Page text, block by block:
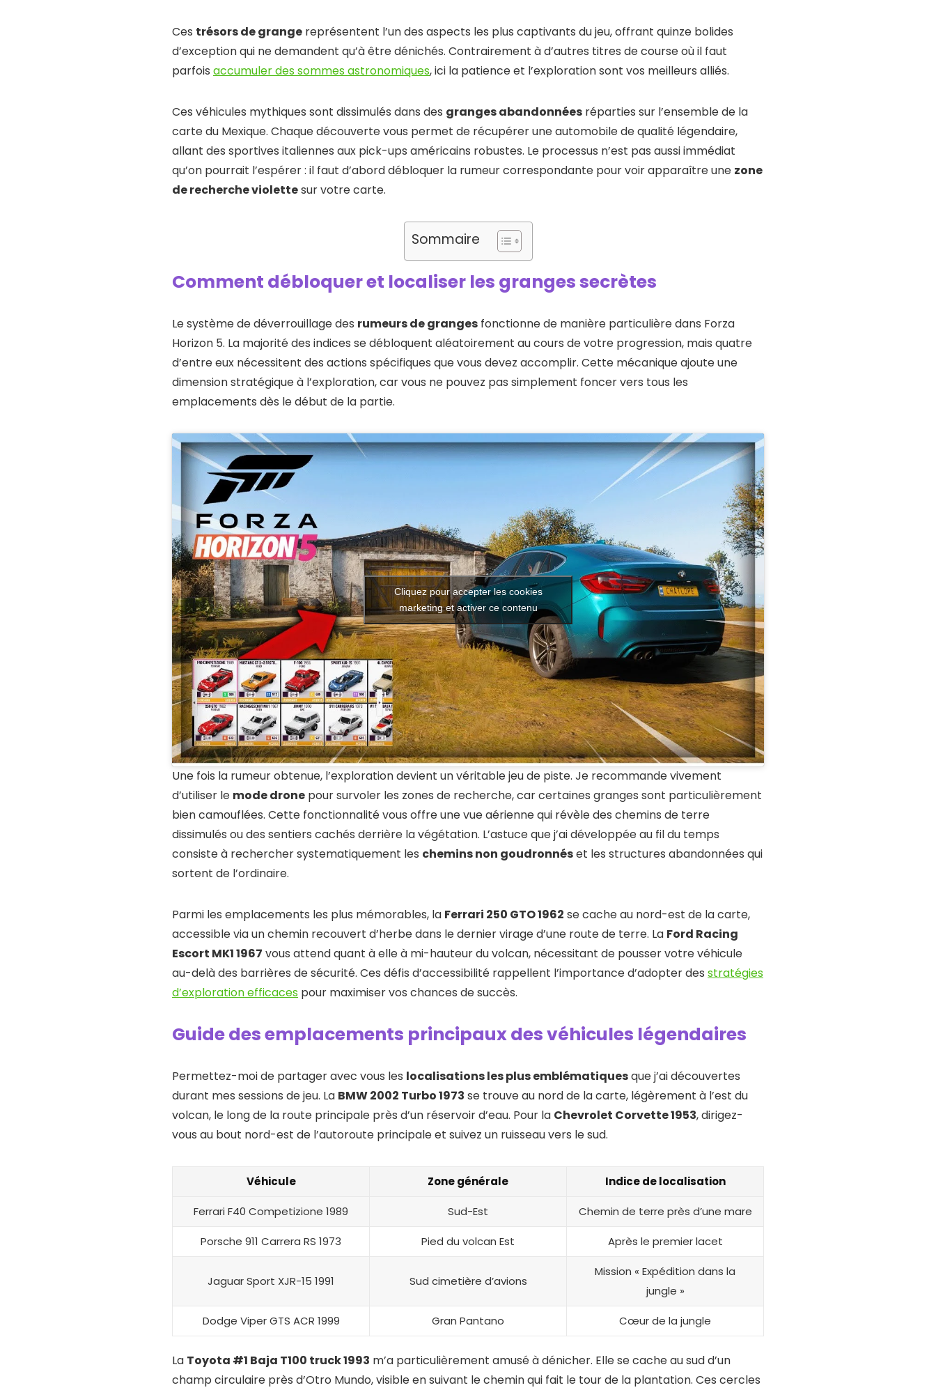
Ces trésors de grange représentent l’un des aspects les plus captivants du jeu, offrant quinze bolides
d’exception qui ne demandent qu’à être dénichés. Contrairement à d’autres titres de course où il faut
parfois accumuler des sommes astronomiques, ici la patience et l’exploration sont vos meilleurs alliés.
Ces véhicules mythiques sont dissimulés dans des granges abandonnées réparties sur l’ensemble de la
carte du Mexique. Chaque découverte vous permet de récupérer une automobile de qualité légendaire,
allant des sportives italiennes aux pick-ups américains robustes. Le processus n’est pas aussi immédiat
qu’on pourrait l’espérer : il faut d’abord débloquer la rumeur correspondante pour voir apparaître une zone
de recherche violettesur votre carte.
Sommaire
Comment débloquer et localiser les granges secrètes
Le système de déverrouillage des rumeurs de granges fonctionne de manière particulière dans Forza
Horizon 5. La majorité des indices se débloquent aléatoirement au cours de votre progression, mais quatre
d’entre eux nécessitent des actions spécifiques que vous devez accomplir. Cette mécanique ajoute une
dimension stratégique à l’exploration, car vous ne pouvez pas simplement foncer vers tous les
emplacements dès le début de la partie.
Cliquez pour accepter les cookies
marketing et activer ce contenu
Une fois la rumeur obtenue, l’exploration devient un véritable jeu de piste. Je recommande vivement
d’utiliser le mode drone pour survoler les zones de recherche, car certaines granges sont particulièrement
bien camouflées. Cette fonctionnalité vous offre une vue aérienne qui révèle des chemins de terre
dissimulés ou des sentiers cachés derrière la végétation. L’astuce que j’ai développée au fil du temps
consiste à rechercher systematiquement les chemins non goudronnéset les structures abandonnées qui
sortent de l’ordinaire.
Parmi les emplacements les plus mémorables, la Ferrari 250 GTO 1962 se cache au nord-est de la carte,
accessible via un chemin recouvert d’herbe dans le dernier virage d’une route de terre. La Ford Racing
Escort MK1 1967 vous attend quant à elle à mi-hauteur du volcan, nécessitant de pousser votre véhicule
au-delà des barrières de sécurité. Ces défis d’accessibilité rappellent l’importance d’adopter des stratégies
d’exploration efficaces pour maximiser vos chances de succès.
Guide des emplacements principaux des véhicules légendaires
Permettez-moi de partager avec vous les localisations les plus emblématiquesque j’ai découvertes
durant mes sessions de jeu. La BMW 2002 Turbo 1973 se trouve au nord de la carte, légèrement à l’est du
volcan, le long de la route principale près d’un réservoir d’eau. Pour la Chevrolet Corvette 1953, dirigez-
vous au bout nord-est de l’autoroute principale et suivez un ruisseau vers le sud.
Véhicule Zone générale Indice de localisation
Ferrari F40 Competizione 1989 Sud-Est Chemin de terre près d’une mare
Porsche 911 Carrera RS 1973 Pied du volcan Est Après le premier lacet
Jaguar Sport XJR-15 1991 Sud cimetière d’avions
Mission « Expédition dans la
jungle »
Dodge Viper GTS ACR 1999 Gran Pantano Cœur de la jungle
La Toyota #1 Baja T100 truck 1993 m’a particulièrement amusé à dénicher. Elle se cache au sud d’un
champ circulaire près d’Otro Mundo, visible en suivant le chemin qui fait le tour de la plantation. Ces cercles